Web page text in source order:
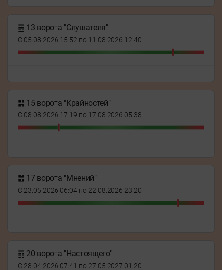
䷌ 13 ворота "Слушателя"
С 05.08.2026 15:52 по 11.08.2026 12:40
䷎ 15 ворота "Крайностей"
С 08.08.2026 17:19 по 17.08.2026 05:38
䷐ 17 ворота "Мнений"
С 23.05.2026 06:04 по 22.08.2026 23:20
䷓ 20 ворота "Настоящего"
С 28.04.2026 07:41 по 27.05.2027 01:20